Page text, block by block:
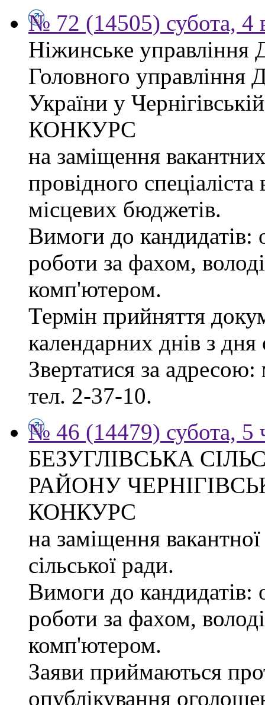
№ 72 (14505) субота, 4
Ніжинське управління
Головного управління
України у
КОНКУРС
на заміщення
провідного
місцевих бюджетів.
Вимоги до кандидатів:
роботи за фахом,
комп'ютером.
Термін прийняття
календарних днів з
Звертатися за
тел. 2-37-10.
№ 46 (14479) субота, 5
БЕЗУГЛІВСЬКА
РАЙОНУ
КОНКУРС
на заміщення
сільської ради.
Вимоги до кандидатів:
роботи за фахом,
комп'ютером.
Заяви приймаються
опублікування